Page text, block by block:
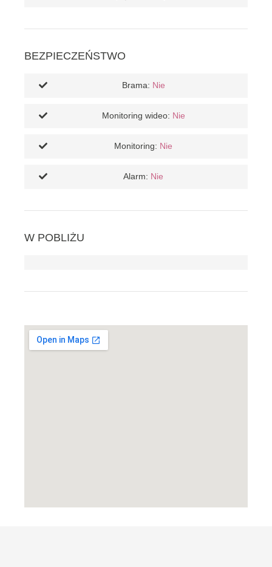
BEZPIECZEŃSTWO
Brama: Nie
Monitoring wideo: Nie
Monitoring: Nie
Alarm: Nie
W POBLIŻU